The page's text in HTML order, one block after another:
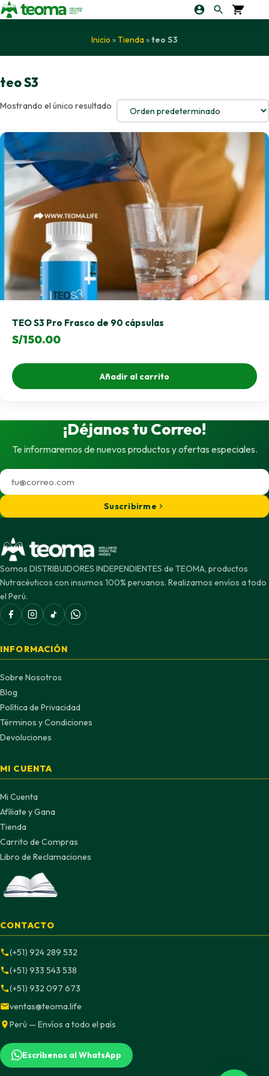
Inicio »Tienda »teo S3
teo S3
Mostrando el único resultado
TEO S3 Pro Frasco de 90 cápsulas
S/150.00
Añadir al carrito
¡Déjanos tu Correo!
Te informaremos de nuevos productos y ofertas especiales.
Suscribirme
Somos DISTRIBUIDORES INDEPENDIENTES de TEOMA, productos
Nutracéuticos con insumos 100% peruanos. Realizamos envíos a todo
el Perú.
INFORMACIÓN
Sobre Nosotros
Blog
Política de Privacidad
Términos y Condiciones
Devoluciones
MI CUENTA
Mi Cuenta
Afíliate y Gana
Tienda
Carrito de Compras
Libro de Reclamaciones
CONTACTO
(+51) 924 289 532
(+51) 933 543 538
(+51) 932 097 673
ventas@teoma.life
Perú — Envíos a todo el país
Escríbenos al WhatsApp